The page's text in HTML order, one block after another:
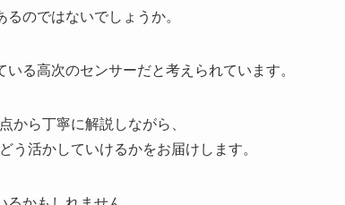
のではないでしょうか。
る高次のセンサーだと考えられています。
から丁寧に解説しながら、
う活かしていけるかをお届けします。